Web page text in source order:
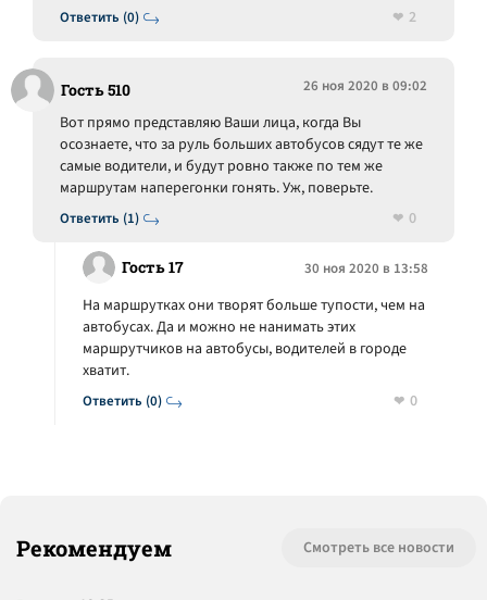
Ответить (0)
2
Гость 510 26 ноя 2020 в 09:02
Ответить (1)
Вот прямо представляю Ваши лица, когда Вы
осознаете, что за руль больших автобусов сядут те же
самые водители, и будут ровно также по тем же
маршрутам наперегонки гонять. Уж, поверьте.
0
Гость 17 30 ноя 2020 в 13:58
Ответить (0)
На маршрутках они творят больше тупости, чем на
автобусах. Да и можно не нанимать этих
маршрутчиков на автобусы, водителей в городе
хватит.
0
Рекомендуем Смотреть все новости